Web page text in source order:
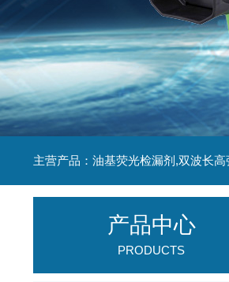
主营产品：油基荧光检漏剂,双波长
产品中心
PRODUCTS